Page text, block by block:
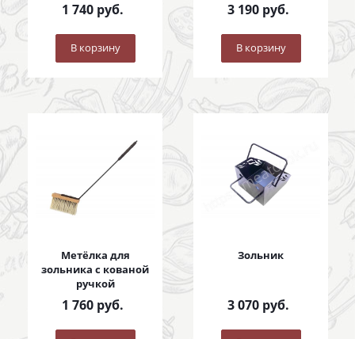
1 740руб.
В корзину
3 190руб.
В корзину
Метёлка для
зольника с кованой
ручкой
1 760руб.
Зольник
3 070руб.